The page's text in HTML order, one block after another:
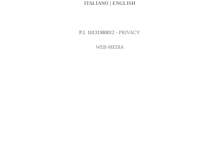
ITALIANO| ENGLISH
P.I. 10131980012 - PRIVACY
WEB-MEDIA